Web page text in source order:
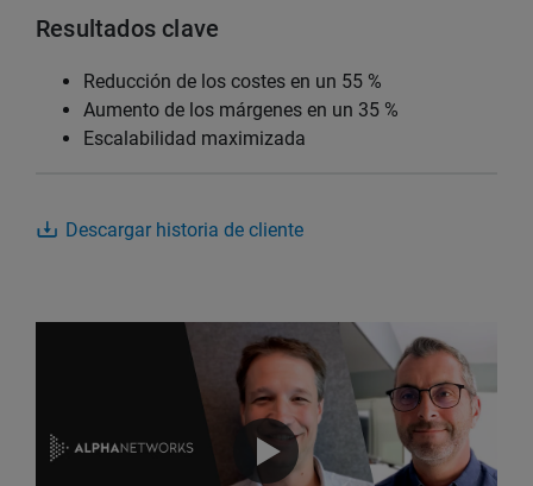
Resultados clave
Reducción de los costes en un 55 %
Aumento de los márgenes en un 35 %
Escalabilidad maximizada
Descargar historia de cliente